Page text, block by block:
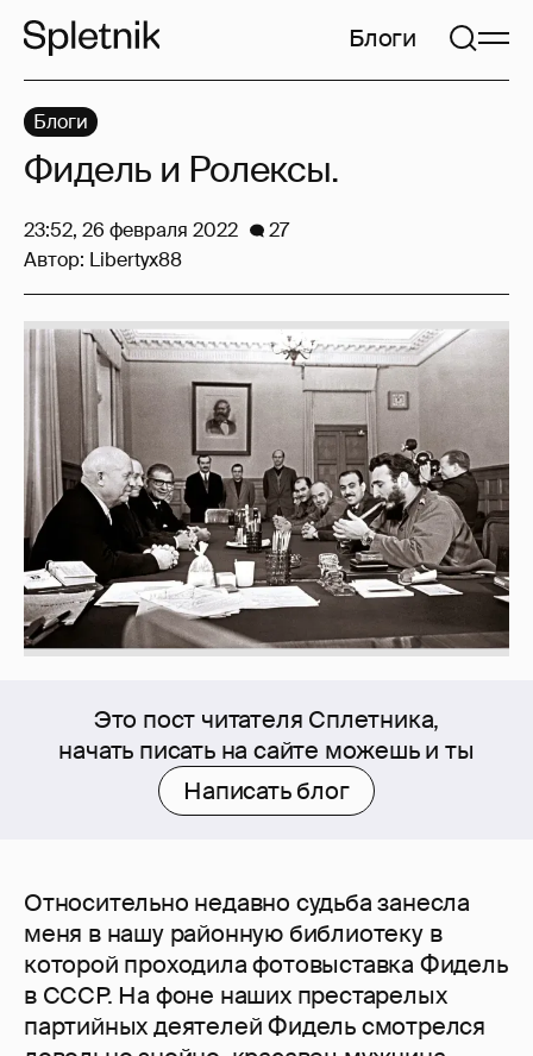
Блоги
Это пост читателя Сплетника,
начать писать на сайте можешь и ты
Написать блог
Относительно недавно судьба занесла
меня в нашу районную библиотеку в
которой проходила фотовыставка Фидель
в СССР. На фоне наших престарелых
партийных деятелей Фидель смотрелся
Блоги
Фидель и Ролексы.
23:52, 26 февраля 2022
27
Автор: Libertyx88